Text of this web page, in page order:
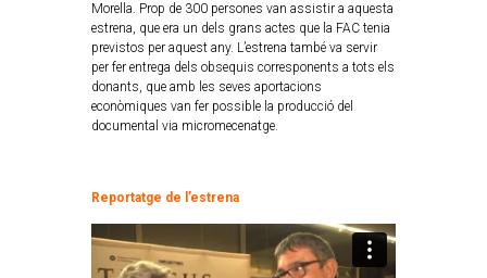
Morella. Prop de 300 persones van assistir a aquesta
estrena, que era un dels grans actes que la FAC tenia
previstos per aquest any. L’estrena també va servir
per fer entrega dels obsequis corresponents a tots els
donants, que amb les seves aportacions
econòmiques van fer possible la producció del
documental via micromecenatge.
Reportatge de l’estrena